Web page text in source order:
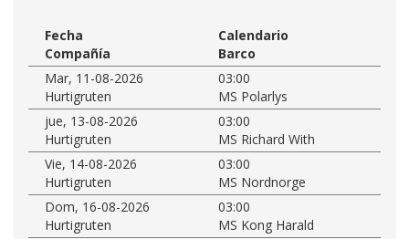
Fecha
Calendario
Compañía
Barco
Mar, 11-08-2026
03:00
Hurtigruten
MS Polarlys
jue, 13-08-2026
03:00
Hurtigruten
MS Richard With
Vie, 14-08-2026
03:00
Hurtigruten
MS Nordnorge
Dom, 16-08-2026
03:00
Hurtigruten
MS Kong Harald